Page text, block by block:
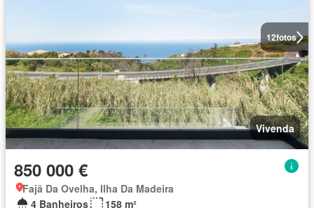
12fotos
Vivenda
850 000 €
Fajã Da Ovelha, Ilha Da Madeira
4 Banheiros
158 m²